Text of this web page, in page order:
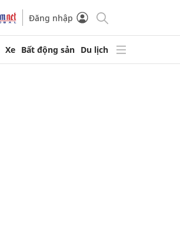
Đăng nhập
Xe Bất động sản Du lịch